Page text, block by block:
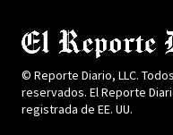
© Reporte Diario, LLC.
reservados. El Reporte
registrada de EE. UU.